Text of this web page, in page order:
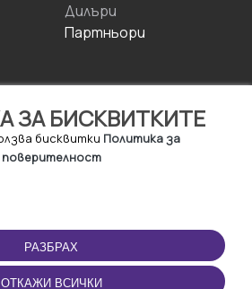
ЗА БИСКВИТКИТЕ
бисквитки Политика за
поверителност
РАЗБРАХ
ОТКАЖИ ВСИЧКИ
Дилъри
Партньори
ПРИЛОЖЕНИЕТО